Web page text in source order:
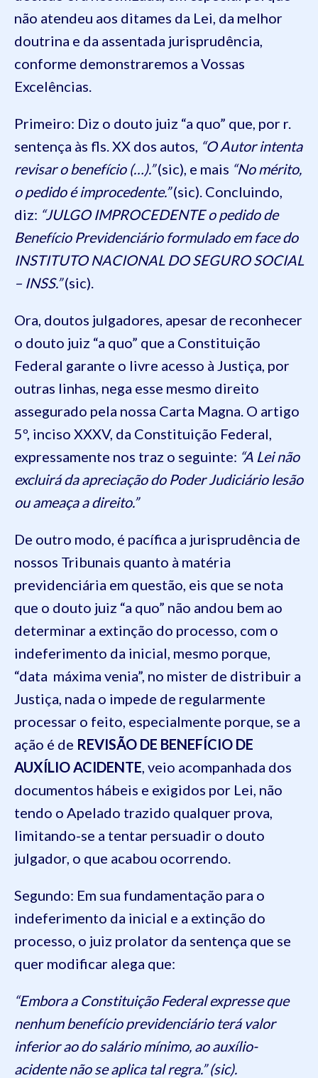
não atendeu aos ditames da Lei, da melhor
doutrina e da assentada jurisprudência,
conforme demonstraremos a Vossas
Excelências.
Primeiro: Diz o douto juiz “a quo” que, por r.
sentença às fls. XX dos autos, “O Autor intenta
revisar o benefício (…).”(sic), e mais “No mérito,
o pedido é improcedente.”(sic). Concluindo,
diz: “JULGO IMPROCEDENTE o pedido de
Benefício Previdenciário formulado em face do
INSTITUTO NACIONAL DO SEGURO SOCIAL
– INSS.”(sic).
Ora, doutos julgadores, apesar de reconhecer
o douto juiz “a quo” que a Constituição
Federal garante o livre acesso à Justiça, por
outras linhas, nega esse mesmo direito
assegurado pela nossa Carta Magna. O artigo
5º, inciso XXXV, da Constituição Federal,
expressamente nos traz o seguinte: “A Lei não
excluirá da apreciação do Poder Judiciário lesão
ou ameaça a direito.”
De outro modo, é pacífica a jurisprudência de
nossos Tribunais quanto à matéria
previdenciária em questão, eis que se nota
que o douto juiz “a quo” não andou bem ao
determinar a extinção do processo, com o
indeferimento da inicial, mesmo porque,
“data máxima venia”, no mister de distribuir a
Justiça, nada o impede de regularmente
processar o feito, especialmente porque, se a
ação é de REVISÃO DE BENEFÍCIO DE
AUXÍLIO ACIDENTE , veio acompanhada dos
documentos hábeis e exigidos por Lei, não
tendo o Apelado trazido qualquer prova,
limitando-se a tentar persuadir o douto
julgador, o que acabou ocorrendo.
Segundo: Em sua fundamentação para o
indeferimento da inicial e a extinção do
processo, o juiz prolator da sentença que se
quer modificar alega que:
“Embora a Constituição Federal expresse que
nenhum benefício previdenciário terá valor
inferior ao do salário mínimo, ao auxílio-
acidente não se aplica tal regra.” (sic).